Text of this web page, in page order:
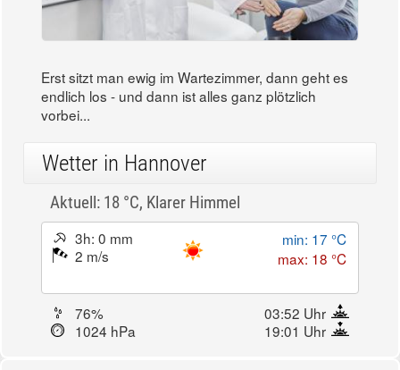
Erst sitzt man ewig im Wartezimmer, dann geht es
endlich los - und dann ist alles ganz plötzlich
vorbei...
Wetter in Hannover
Aktuell: 18 °C, Klarer Himmel
3h: 0 mm
2 m/s
min: 17 °C
max: 18 °C
76%
03:52 Uhr
1024 hPa
19:01 Uhr